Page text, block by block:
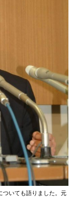
ついても語りました。元